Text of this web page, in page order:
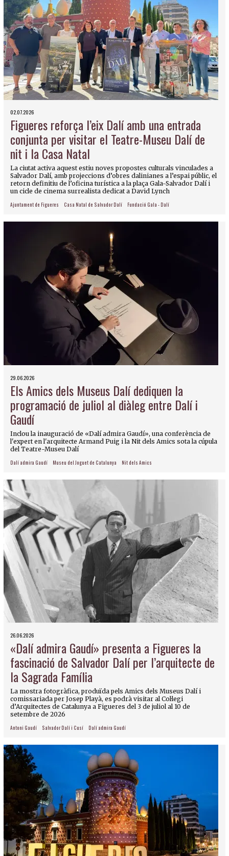
02.07.2026
Figueres reforça l’eix Dalí amb una entrada
conjunta per visitar el Teatre-Museu Dalí de
nit i la Casa Natal
La ciutat activa aquest estiu noves propostes culturals vinculades a
Salvador Dalí, amb projeccions d’obres dalinianes a l’espai públic, el
retorn definitiu de l’oficina turística a la plaça Gala-Salvador Dalí i
un cicle de cinema surrealista dedicat a David Lynch
Ajuntament de Figueres Casa Natal de Salvador Dalí Fundació Gala - Dalí
29.06.2026
Els Amics dels Museus Dalí dediquen la
programació de juliol al diàleg entre Dalí i
Gaudí
Inclou la inauguració de «Dalí admira Gaudí», una conferència de
l'expert en l'arquitecte Armand Puig i la Nit dels Amics sota la cúpula
del Teatre-Museu Dalí
Dalí admira Gaudí Museu del Joguet de Catalunya Nit dels Amics
26.06.2026
«Dalí admira Gaudí» presenta a Figueres la
fascinació de Salvador Dalí per l’arquitecte de
la Sagrada Família
La mostra fotogràfica, produïda pels Amics dels Museus Dalí i
comissariada per Josep Playà, es podrà visitar al Col·legi
d’Arquitectes de Catalunya a Figueres del 3 de juliol al 10 de
setembre de 2026
Antoni Gaudí Salvador Dalí i Cusí Dalí admira Gaudí